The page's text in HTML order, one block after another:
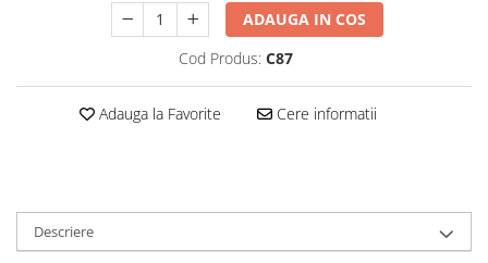
ADAUGA IN COS
Cod Produs: C87
Adauga la Favorite Cere informatii
Descriere